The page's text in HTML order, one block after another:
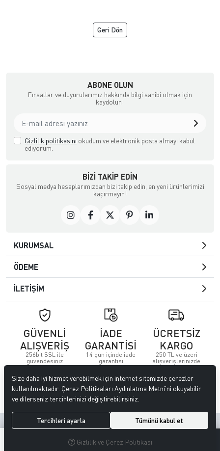
Geri Dön
ABONE OLUN
Fırsatlar ve duyurularımız hakkında bilgi sahibi olmak için
kaydolun!
Gizlilik politikasını okudum ve elektronik posta almayı kabul
ediyorum.
BIZI TAKIP EDIN
Sosyal medya hesaplarımızdan bizi takip edin, en yeni ürünlerimizi
kaçırmayın!
KURUMSAL
ÖDEME
İLETİŞİM
GÜVENLİ
ALIŞVERİŞ
256bit SSL ile
güvendesiniz
İADE
GARANTİSİ
14 gün içinde iade
garantisi
ÜCRETSİZ
KARGO
250 TL ve üzeri
alışverişlerinizde
© 2023Özkervan AVM. Tüm hakları saklıdır.
Site tasarımı tarafımızdan yapılmıştır.
Size daha iyi hizmet verebilmek için internet sitemizde çerezler
kullanılmaktadır. Çerez Politikaları Aydınlatma Metni’ni okuyabilir
ve dilerseniz tercihlerinizi değiştirebilirsiniz.
Tercihleri ayarla Tümünü kabul et
Gizlilik ve Çerez Politikası